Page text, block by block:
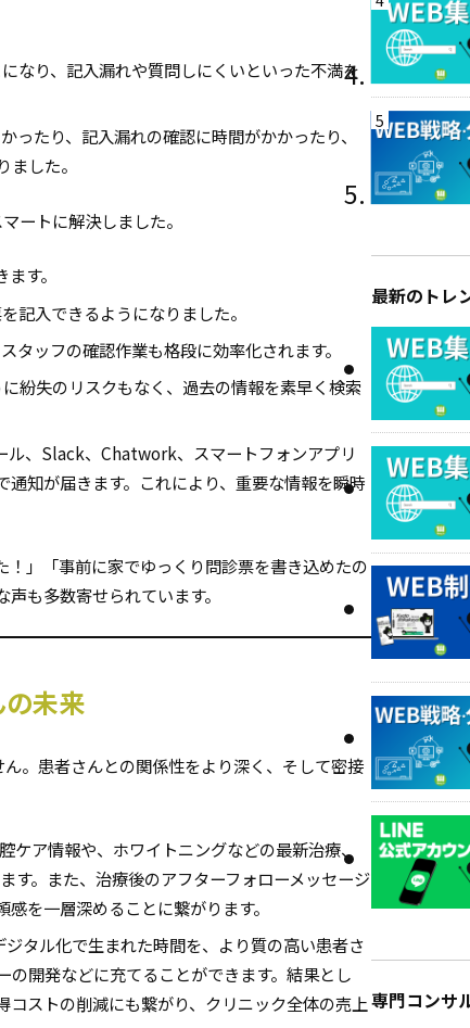
なり、記入漏れや質問しにくいといった不満を
たり、記入漏れの確認に時間がかかったり、
した。
ートに解決しました。
す。
記入できるようになりました。
タッフの確認作業も格段に効率化されます。
紛失のリスクもなく、過去の情報を素早く検索
ル、Slack、Chatwork、スマートフォンアプリ
知が届きます。これにより、重要な情報を瞬時
！」「事前に家でゆっくり問診票を書き込めたの
も多数寄せられています。
未来
。患者さんとの関係性をより深く、そして密接
ケア情報や、ホワイトニングなどの最新治療、
す。また、治療後のアフターフォローメッセージ
を一層深めることに繋がります。
タル化で生まれた時間を、より質の高い患者さ
開発などに充てることができます。結果とし
ストの削減にも繋がり、クリニック全体の売上
5
最新のトレ
専門コンサ